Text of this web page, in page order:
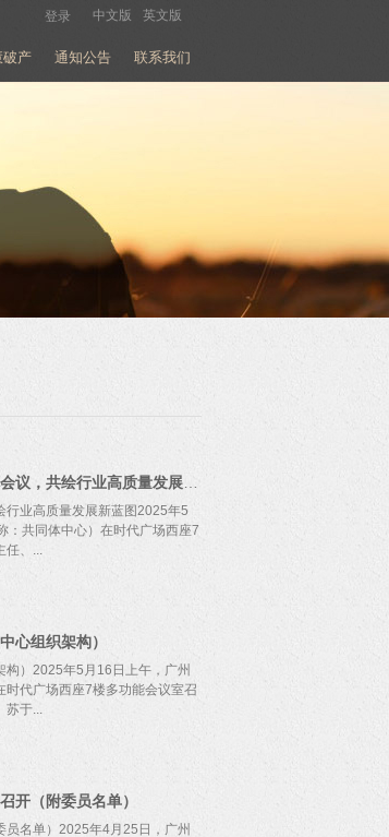
中文版 英文版
登录
破产 通知公告 联系我们
行业高质量发展新蓝图2025年5
：共同体中心）在时代广场西座7
任、...
结、互助、有凝聚力、能解决
银行、资产管理公司之间的隔
体中心今后发展方向和主要职能
如何在破产案件和不良资产案
心组织架构）
）2025年5月16日上午，广州
代广场西座7楼多功能会议室召
苏于...
重整经验，办好涉外重整案
管理人在跨境破产重整领域的实
开（附委员名单）
名单）2025年4月25日，广州